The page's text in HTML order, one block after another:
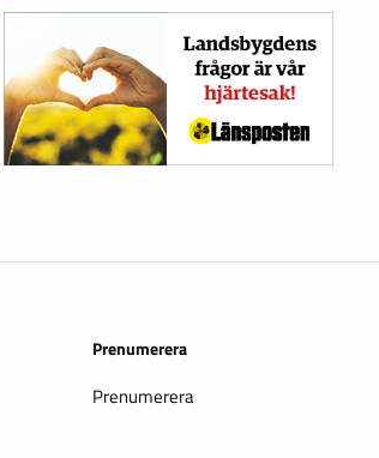
Prenumerera
Prenumerera